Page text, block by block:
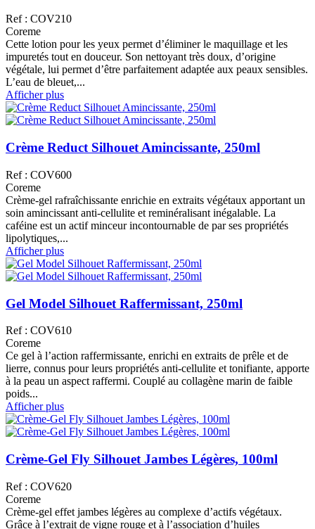
Ref : COV210
Coreme
Cette lotion pour les yeux permet d’éliminer le maquillage et les
impuretés tout en douceur. Son nettoyant très doux, d’origine
végétale, lui permet d’être parfaitement adaptée aux peaux sensibles.
L’eau de bleuet,...
Afficher plus
Crème Reduct Silhouet Amincissante, 250ml
Ref : COV600
Coreme
Crème-gel rafraîchissante enrichie en extraits végétaux apportant un
soin amincissant anti-cellulite et reminéralisant inégalable. La
caféine est un actif minceur incontournable de par ses propriétés
lipolytiques,...
Afficher plus
Gel Model Silhouet Raffermissant, 250ml
Ref : COV610
Coreme
Ce gel à l’action raffermissante, enrichi en extraits de prêle et de
lierre, connus pour leurs propriétés anti-cellulite et tonifiante, apporte
à la peau un aspect raffermi. Couplé au collagène marin de faible
poids...
Afficher plus
Crème-Gel Fly Silhouet Jambes Légères, 100ml
Ref : COV620
Coreme
Crème-gel effet jambes légères au complexe d’actifs végétaux.
Grâce à l’extrait de vigne rouge et à l’association d’huiles